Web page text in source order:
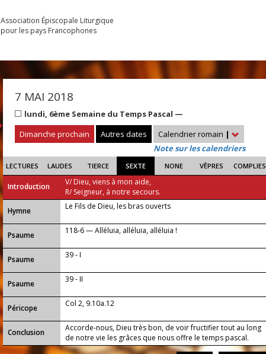
Association Épiscopale Liturgique
pour les pays Francophones
7 MAI 2018
lundi, 6ème Semaine du Temps Pascal —
Dimanche prochain
Autres dates Calendrier romain |
Note sur les calendriers
LECTURES LAUDES TIERCE SEXTE NONE VÊPRES COMPLIES
Introduction
V/ Dieu, viens à mon aide,
R/ Seigneur, à notre secours.
...
Hymne Le Fils de Dieu, les bras ouverts
Psaume 118-6 — Alléluia, alléluia, alléluia !
Psaume 39 - I
Psaume 39 - II
Péricope Col 2, 9.10a.12
Conclusion
Accorde-nous, Dieu très bon, de voir fructifier tout au long
de notre vie les grâces que nous offre le temps pascal.